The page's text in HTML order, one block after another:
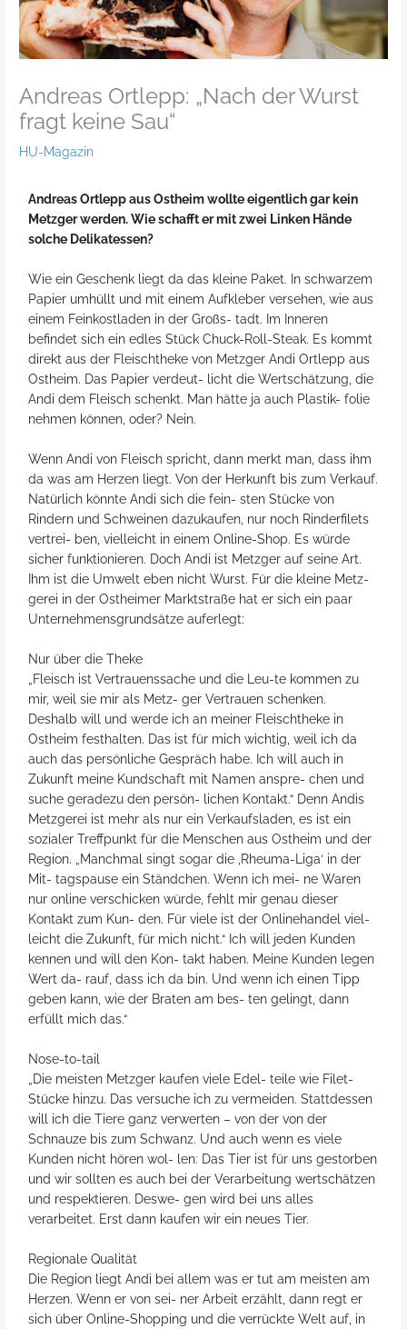
Andreas Ortlepp: „Nach der Wurst
fragt keine Sau“
HU-Magazin
Andreas Ortlepp aus Ostheim wollte eigentlich gar kein
Metzger werden. Wie schafft er mit zwei Linken Hände
solche Delikatessen?
Wie ein Geschenk liegt da das kleine Paket. In schwarzem
Papier umhüllt und mit einem Aufkleber versehen, wie aus
einem Feinkostladen in der Großs- tadt. Im Inneren
befindet sich ein edles Stück Chuck-Roll-Steak. Es kommt
direkt aus der Fleischtheke von Metzger Andi Ortlepp aus
Ostheim. Das Papier verdeut- licht die Wertschätzung, die
Andi dem Fleisch schenkt. Man hätte ja auch Plastik- folie
nehmen können, oder? Nein.
Wenn Andi von Fleisch spricht, dann merkt man, dass ihm
da was am Herzen liegt. Von der Herkunft bis zum Verkauf.
Natürlich könnte Andi sich die fein- sten Stücke von
Rindern und Schweinen dazukaufen, nur noch Rinderfilets
vertrei- ben, vielleicht in einem Online-Shop. Es würde
sicher funktionieren. Doch Andi ist Metzger auf seine Art.
Ihm ist die Umwelt eben nicht Wurst. Für die kleine Metz-
gerei in der Ostheimer Marktstraße hat er sich ein paar
Unternehmensgrundsätze auferlegt:
Nur über die Theke
„Fleisch ist Vertrauenssache und die Leu-te kommen zu
mir, weil sie mir als Metz- ger Vertrauen schenken.
Deshalb will und werde ich an meiner Fleischtheke in
Ostheim festhalten. Das ist für mich wichtig, weil ich da
auch das persönliche Gespräch habe. Ich will auch in
Zukunft meine Kundschaft mit Namen anspre- chen und
suche geradezu den persön- lichen Kontakt.“ Denn Andis
Metzgerei ist mehr als nur ein Verkaufsladen, es ist ein
sozialer Treffpunkt für die Menschen aus Ostheim und der
Region. „Manchmal singt sogar die ‚Rheuma-Liga‘ in der
Mit- tagspause ein Ständchen. Wenn ich mei- ne Waren
nur online verschicken würde, fehlt mir genau dieser
Kontakt zum Kun- den. Für viele ist der Onlinehandel viel-
leicht die Zukunft, für mich nicht.“ Ich will jeden Kunden
kennen und will den Kon- takt haben. Meine Kunden legen
Wert da- rauf, dass ich da bin. Und wenn ich einen Tipp
geben kann, wie der Braten am bes- ten gelingt, dann
erfüllt mich das.“
Nose-to-tail
„Die meisten Metzger kaufen viele Edel- teile wie Filet-
Stücke hinzu. Das versuche ich zu vermeiden. Stattdessen
will ich die Tiere ganz verwerten – von der von der
Schnauze bis zum Schwanz. Und auch wenn es viele
Kunden nicht hören wol- len: Das Tier ist für uns gestorben
und wir sollten es auch bei der Verarbeitung wertschätzen
und respektieren. Deswe- gen wird bei uns alles
verarbeitet. Erst dann kaufen wir ein neues Tier.
Regionale Qualität
Die Region liegt Andi bei allem was er tut am meisten am
Herzen. Wenn er von sei- ner Arbeit erzählt, dann regt er
sich über Online-Shopping und die verrückte Welt auf, in